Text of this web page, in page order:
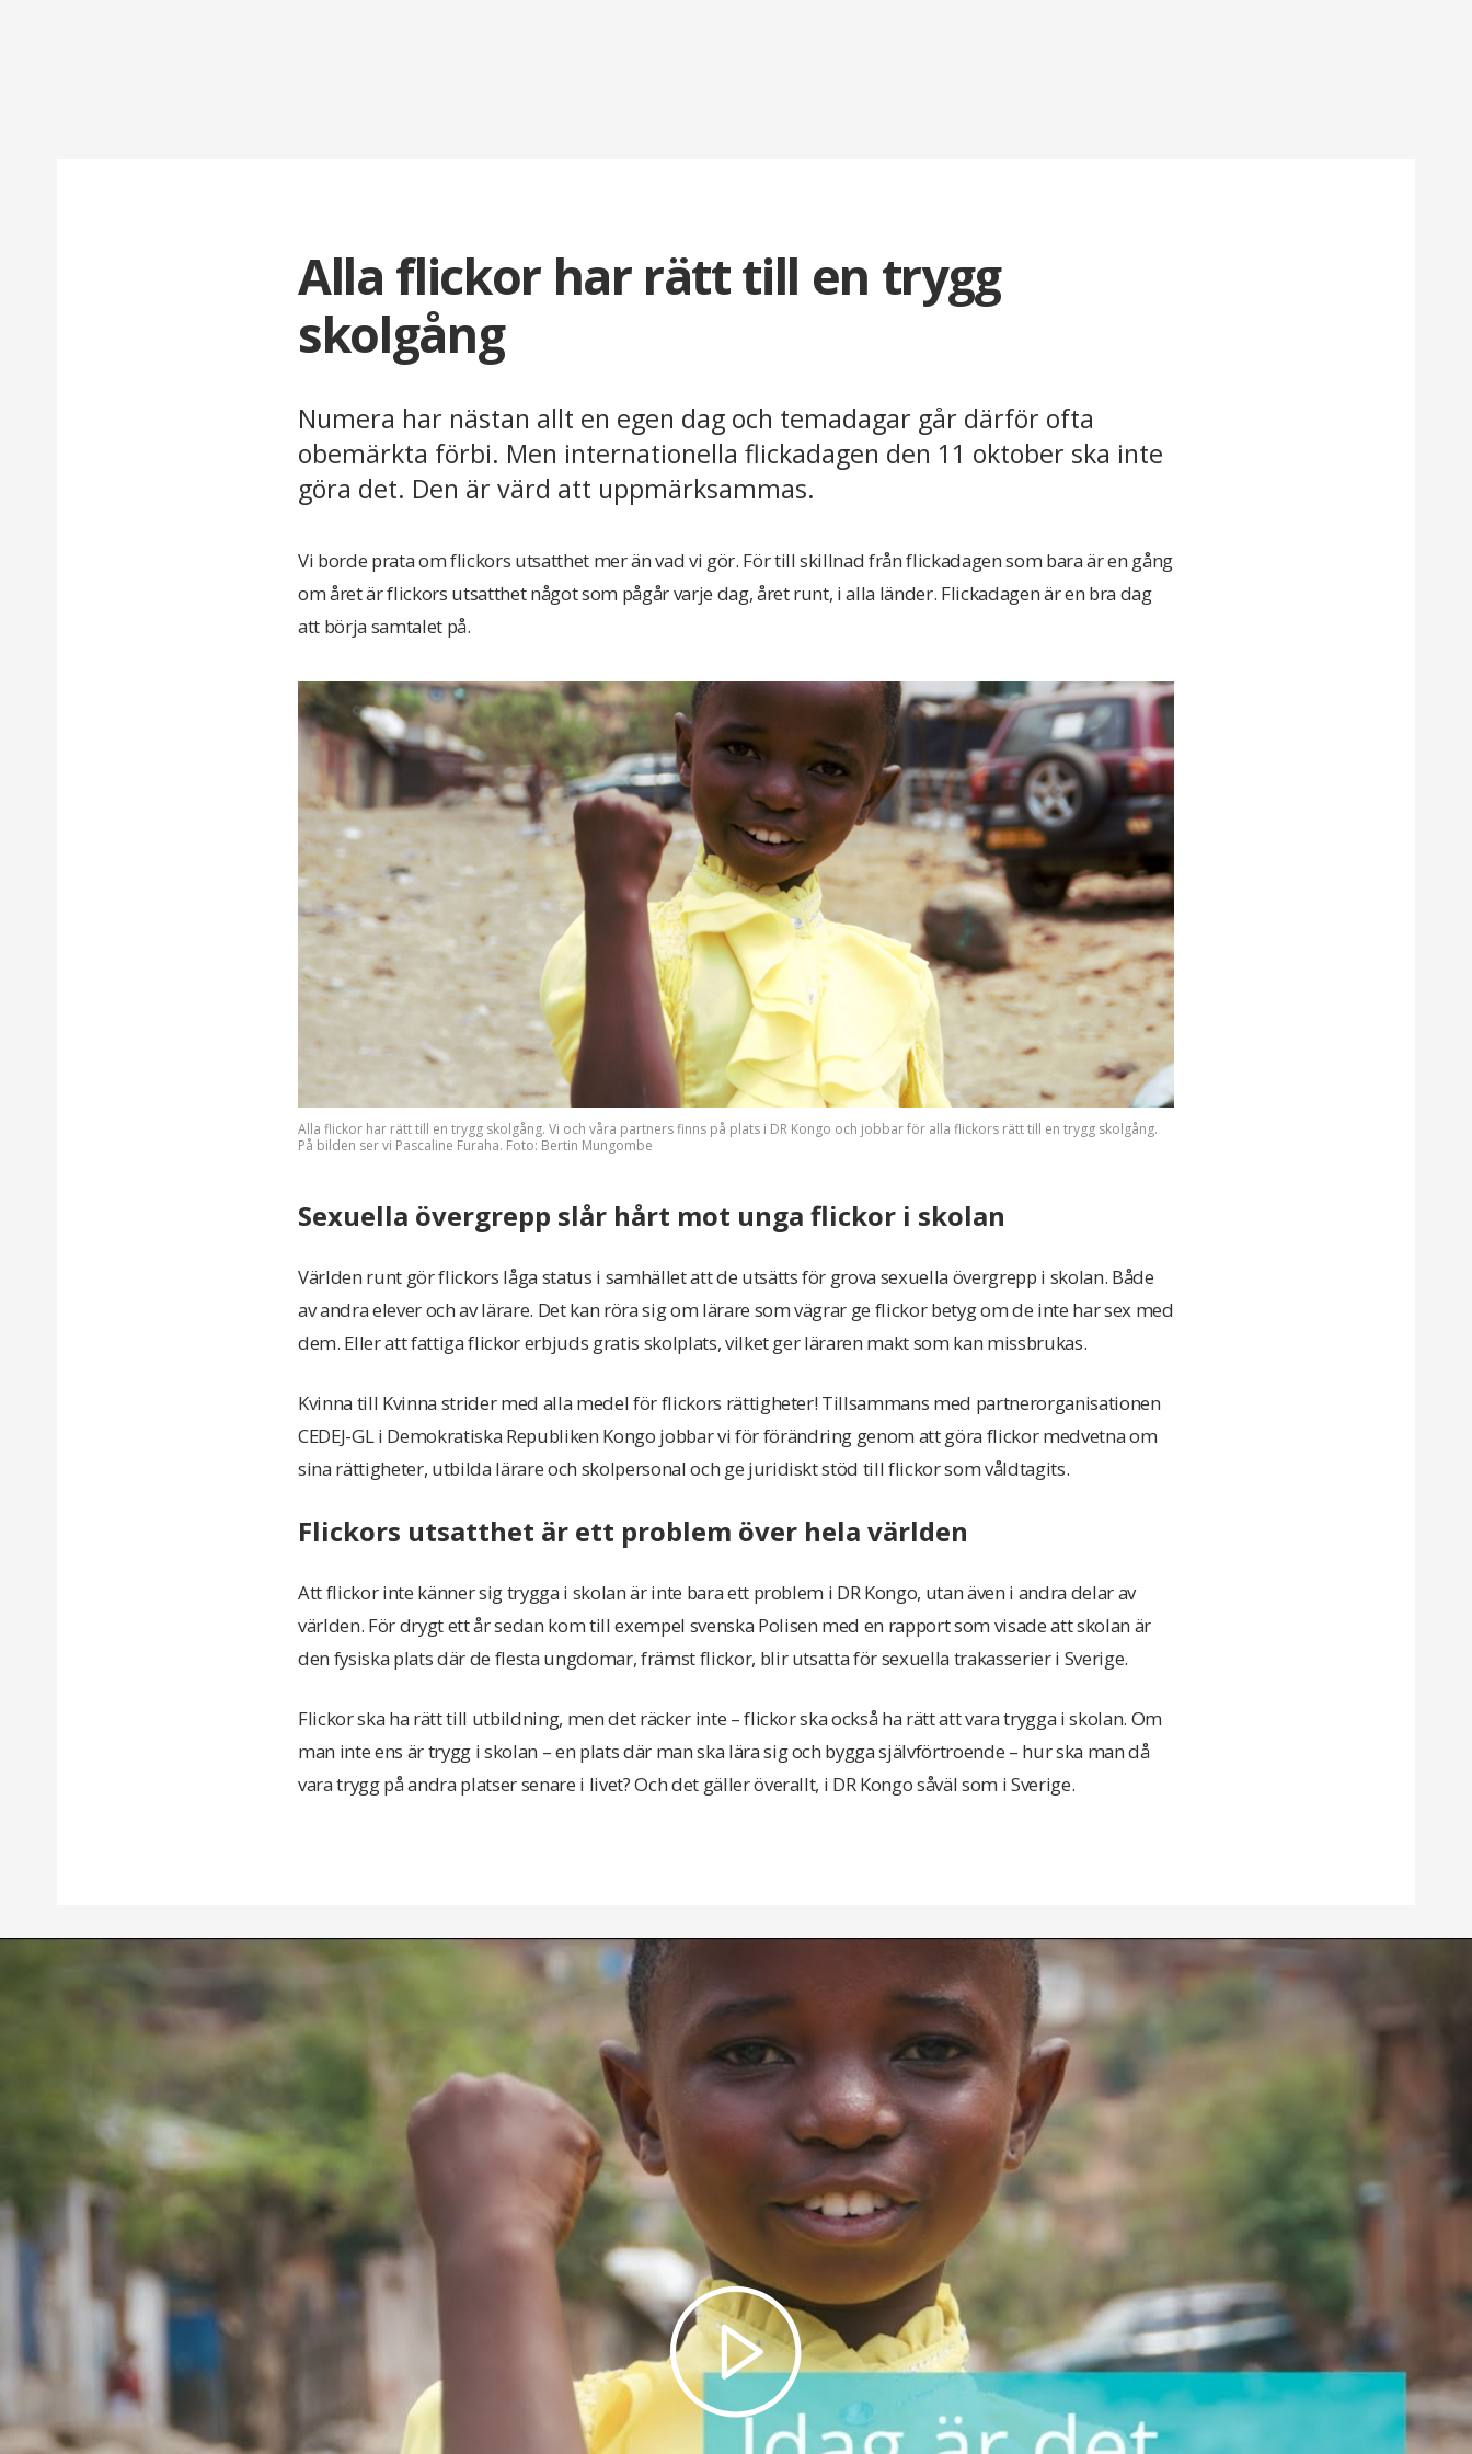
Alla flickor har rätt till en trygg
skolgång
Numera har nästan allt en egen dag och temadagar går därför ofta
obemärkta förbi. Men internationella flickadagen den 11 oktober ska inte
göra det. Den är värd att uppmärksammas.
Vi borde prata om flickors utsatthet mer än vad vi gör. För till skillnad från flickadagen som bara är en gång
om året är flickors utsatthet något som pågår varje dag, året runt, i alla länder. Flickadagen är en bra dag
att börja samtalet på.
Alla flickor har rätt till en trygg skolgång. Vi och våra partners finns på plats i DR Kongo och jobbar för alla flickors rätt till en trygg skolgång.
På bilden ser vi Pascaline Furaha. Foto: Bertin Mungombe
Sexuella övergrepp slår hårt mot unga flickor i skolan
Världen runt gör flickors låga status i samhället att de utsätts för grova sexuella övergrepp i skolan. Både
av andra elever och av lärare. Det kan röra sig om lärare som vägrar ge flickor betyg om de inte har sex med
dem. Eller att fattiga flickor erbjuds gratis skolplats, vilket ger läraren makt som kan missbrukas.
Kvinna till Kvinna strider med alla medel för flickors rättigheter! Tillsammans med partnerorganisationen
CEDEJ-GL i Demokratiska Republiken Kongo jobbar vi för förändring genom att göra flickor medvetna om
sina rättigheter, utbilda lärare och skolpersonal och ge juridiskt stöd till flickor som våldtagits.
Flickors utsatthet är ett problem över hela världen
Att flickor inte känner sig trygga i skolan är inte bara ett problem i DR Kongo, utan även i andra delar av
världen. För drygt ett år sedan kom till exempel svenska Polisen med en rapport som visade att skolan är
den fysiska plats där de flesta ungdomar, främst flickor, blir utsatta för sexuella trakasserier i Sverige.
Flickor ska ha rätt till utbildning, men det räcker inte – flickor ska också ha rätt att vara trygga i skolan. Om
man inte ens är trygg i skolan – en plats där man ska lära sig och bygga självförtroende – hur ska man då
vara trygg på andra platser senare i livet? Och det gäller överallt, i DR Kongo såväl som i Sverige.